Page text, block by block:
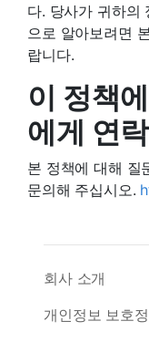
다. 당사가 귀하의
으로 알아보려면
랍니다.
이 정책
에게 연
본 정책에 대해 질
문의해 주십시오.
회사 소개
개인정보 보호